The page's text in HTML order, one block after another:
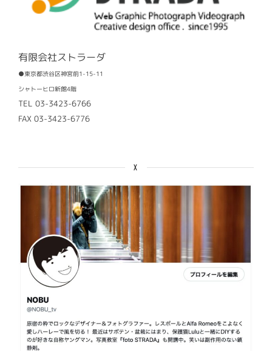
有限会社ストラーダ
●東京都渋谷区神宮前1-15-11
シャトーヒロ新館4階
TEL 03-3423-6766
FAX 03-3423-6776
X